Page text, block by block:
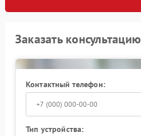
Заказать консультацию
Контактный телефон:
Тип устройства: